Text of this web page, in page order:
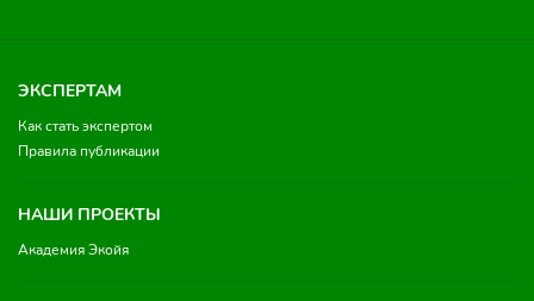
ЭКСПЕРТАМ
Как стать экспертом
Правила публикации
НАШИ ПРОЕКТЫ
Академия Экойя